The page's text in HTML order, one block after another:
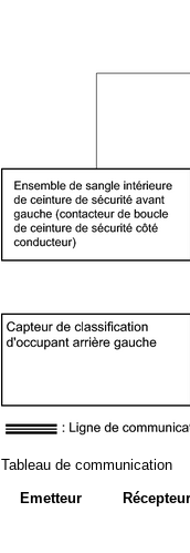
Tableau de communication
Emetteur
Récepteur